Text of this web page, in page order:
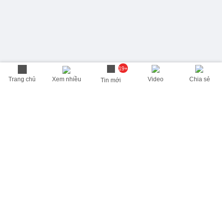
Trang chủ Xem nhiều
19+
Tin mới Video Chia sẻ